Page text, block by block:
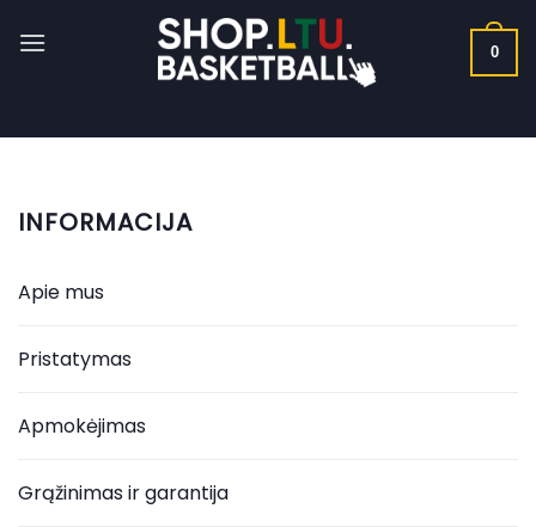
0
INFORMACIJA
Apie mus
Pristatymas
Apmokėjimas
Grąžinimas ir garantija